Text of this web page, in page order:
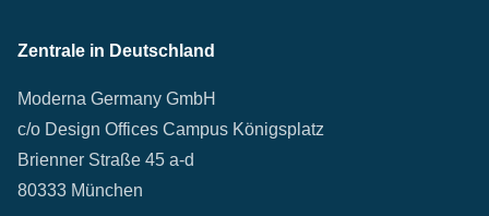
Zentrale in Deutschland
Moderna Germany GmbH
c/o Design Offices Campus Königsplatz
Brienner Straße 45 a-d
80333 München